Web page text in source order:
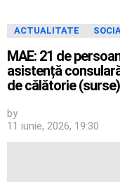
ACTUALITATE
MAE: 21 de
asistență
de călătorie (surse)
by
11 iunie, 2026, 19:30